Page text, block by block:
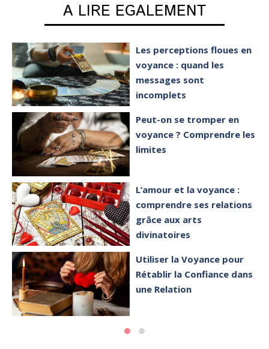
A LIRE EGALEMENT
Les perceptions floues en
voyance : quand les
messages sont
incomplets
Peut-on se tromper en
voyance ? Comprendre les
limites
L’amour et la voyance :
comprendre ses relations
grâce aux arts
divinatoires
Utiliser la Voyance pour
Rétablir la Confiance dans
une Relation